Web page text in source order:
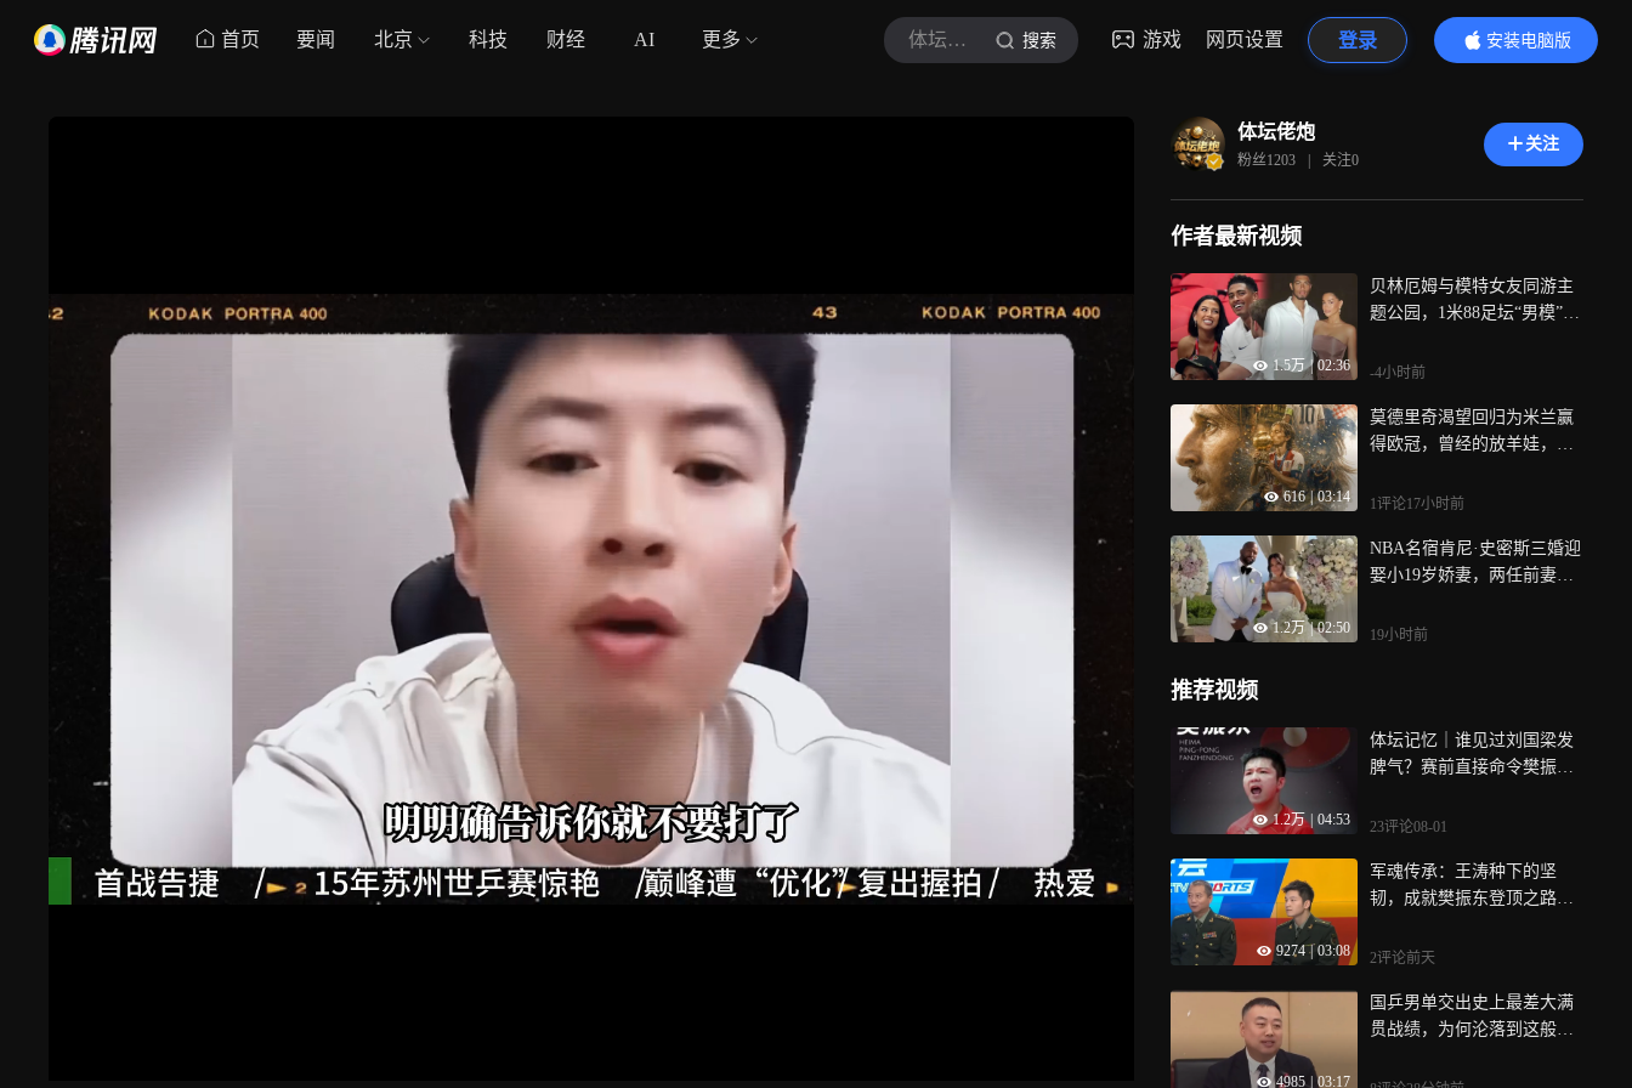
首页 要闻 北京 科技 财经 AI 更多 体坛佬炮 搜索 游戏 网页设置 登录
安装电脑版
内容更精彩
体坛佬炮
粉丝1203 | 关注0
关注
作者最新视频
1.5万 | 02:36
贝林厄姆与模特女友同游主
题公园，1米88足坛“男模”，
-4小时前
616 | 03:14
莫德里奇渴望回归为米兰赢
得欧冠，曾经的放羊娃，如
1评论17小时前
1.2万 | 02:50
NBA名宿肯尼·史密斯三婚迎
娶小19岁娇妻，两任前妻都
19小时前
推荐视频
1.2万 04:53
体坛记忆｜谁见过刘国梁发
脾气？赛前直接命令樊振
23评论08-01
9274 | 03:08
军魂传承：王涛种下的坚
韧，成就樊振东登顶之路｜
2评论前天
4985 03:17
国乒男单交出史上最差大满
贯战绩，为何沦落到这般境